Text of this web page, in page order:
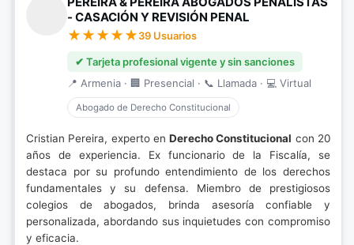
- CASACIÓN Y REVISIÓN PENAL
39 Usuarios
✔ Tarjeta profesional vigente y sin sanciones
📍 Armenia · 🏢 Presencial · 📞 Llamada · 💻 Virtual
Abogado de Derecho Constitucional
Cristian Pereira, experto enDerecho Constitucional con 20
años de experiencia. Ex funcionario de la Fiscalía, se
destaca por su profundo entendimiento de los derechos
fundamentales y su defensa. Miembro de prestigiosos
colegios de abogados, brinda asesoría confiable y
personalizada, abordando sus inquietudes con compromiso
y eficacia.